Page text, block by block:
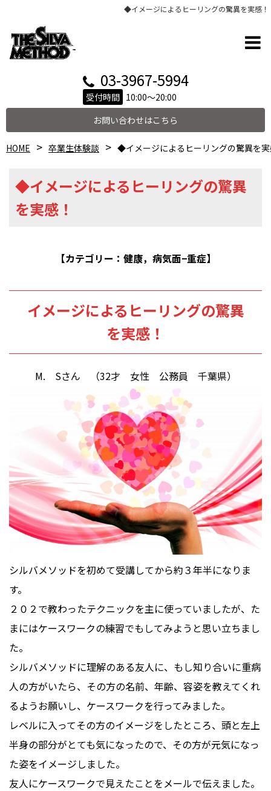
◆イメージによるヒーリングの驚異を実感！
03-3967-5994
受付時間 10:00～20:00
お問い合わせはこちら
HOME 卒業生体験談 ◆イメージによるヒーリングの驚異を
◆イメージによるヒーリングの驚異
を実感！
【カテゴリー：健康，病気面−重症】
イメージによるヒーリングの驚異
を実感！
M. Sさん （32才 女性 公務員 千葉県）
シルバメソッドを初めて受講してから約３年半になりま
す。
２０２で教わったテクニックを主に使っていましたが、た
まにはケースワークの練習でもしてみようと思い立ちまし
た。
シルバメソッドに理解のある友人に、もし知り合いに重病
人の方がいたら、その方の名前、年齢、容姿を教えてくれ
るようお願いし、ケースワークを行ってみました。
レベルに入ってその方のイメージをしたところ、頭と左上
半身の部分がとても気になったので、その方が元気になっ
た姿をイメージしました。
友人にケースワークで見えたことをメールで伝えました。